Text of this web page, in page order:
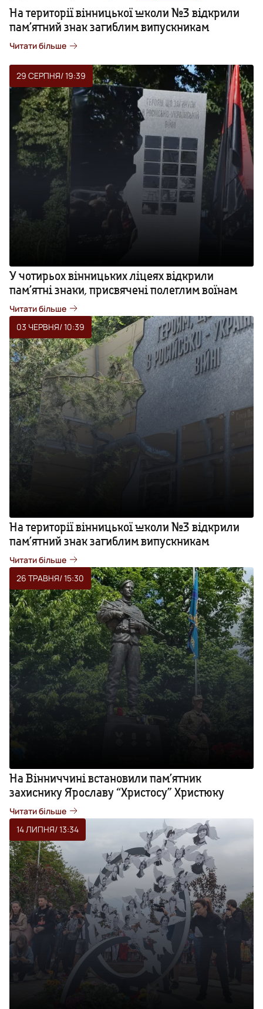
На території вінницької школи №3 відкрили
пам’ятний знак загиблим випускникам
Читати більше
29 СЕРПНЯ/ 19:39
У чотирьох вінницьких ліцеях відкрили
пам’ятні знаки, присвячені полеглим воїнам
Читати більше
03 ЧЕРВНЯ/ 10:39
На території вінницької школи №3 відкрили
пам’ятний знак загиблим випускникам
Читати більше
26 ТРАВНЯ/ 15:30
На Вінниччині встановили пам’ятник
захиснику Ярославу “Христосу” Христюку
Читати більше
14 ЛИПНЯ/ 13:34